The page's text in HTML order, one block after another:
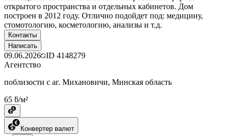
открытого пространства и отдельных кабинетов. Дом
построен в 2012 году. Отлично подойдет под: медицину,
стомотологию, косметологию, анализы и т.д.
Контакты
Написать
09.06.2026 ID 4148279
Агентство
поблизости с аг. Михановичи, Минская область
65 ƃ/м²
Конвертер валют